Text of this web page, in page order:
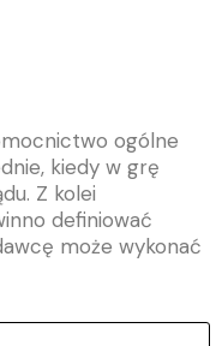
ogólne
kiedy w grę
Z kolei
definiować
może wykonać